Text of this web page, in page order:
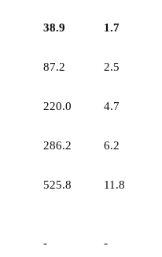
38.9 1.7
87.2 2.5
220.0 4.7
286.2 6.2
525.8 11.8
- -